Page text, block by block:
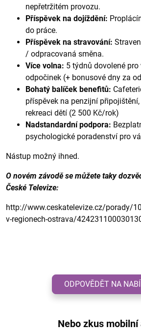
nepřetržitém provozu.
Příspěvek na dojíždění:
do práce.
Příspěvek na stravování:
/ odpracovaná směna.
Více volna: 5 týdnů dovolené
odpočinek (+ bonusové dny za
Bohatý balíček benefitů:
příspěvek na penzijní
rekreaci dětí (2 500 Kč/rok)
Nadstandardní podpora:
psychologické poradenství pro
Nástup možný ihned.
O novém závodě se můžete taky
České Televize:
http://www.ceskatelevize.cz/porady/
v-regionech-ostrava/
ODPOVĚDĚT NA
Nebo zkus mobilní